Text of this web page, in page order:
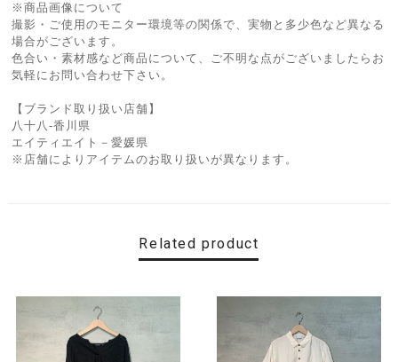
※商品画像について
撮影・ご使用のモニター環境等の関係で、実物と多少色など異なる
場合がございます。
色合い・素材感など商品について、ご不明な点がございましたらお
気軽にお問い合わせ下さい。
【ブランド取り扱い店舗】
八十八-香川県
エイティエイト－愛媛県
※店舗によりアイテムのお取り扱いが異なります。
Related product